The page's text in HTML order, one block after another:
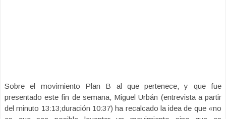
Sobre el movimiento Plan B al que pertenece, y que fue
presentado este fin de semana, Miguel Urbán (entrevista a partir
del minuto 13:13;duración 10:37) ha recalcado la idea de que «no